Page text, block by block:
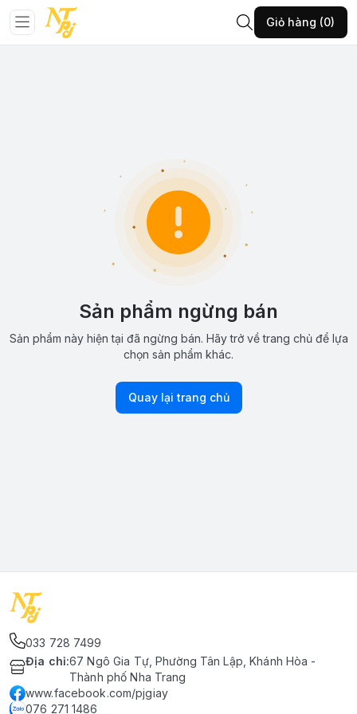
Giỏ hàng (0)
Sản phẩm ngừng bán
Sản phẩm này hiện tại đã ngừng bán. Hãy trở về trang chủ để lựa
chọn sản phẩm khác.
Quay lại trang chủ
033 728 7499
Địa chỉ:67 Ngô Gia Tự, Phường Tân Lập, Khánh Hòa -
Thành phố Nha Trang
www.facebook.com/pjgiay
076 271 1486